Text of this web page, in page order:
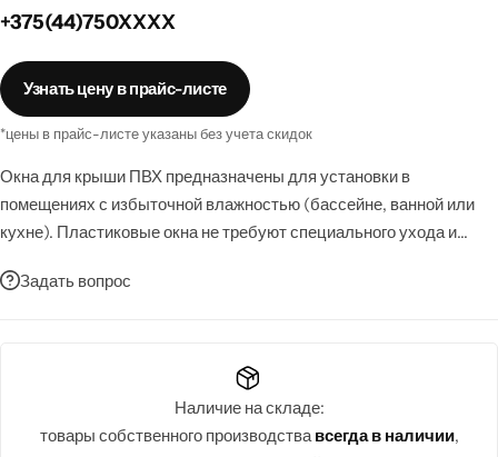
+375(44)750XXXX
Узнать цену в прайс-листе
*цены в прайс-листе указаны без учета скидок
Окна для крыши ПВХ предназначены для установки в
помещениях с избыточной влажностью (бассейне, ванной или
кухне). Пластиковые окна не требуют специального ухода и
обеспечивает высокие параметры теплоизоляции и
Задать вопрос
Наличие на складе:
товары собственного производствавсегда в наличии,